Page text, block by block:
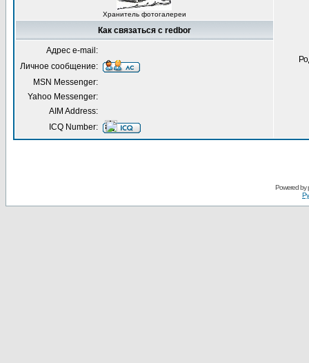
Хранитель фотогалереи
Как связаться с redbor
Адрес e-mail:
Личное сообщение:
MSN Messenger:
Yahoo Messenger:
AIM Address:
ICQ Number:
Powered by